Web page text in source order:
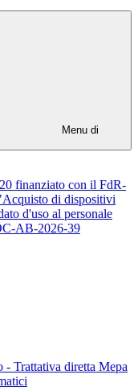
Menu di
finanziato con il FdR-
di dispositivi
d'uso al personale
AB-2026-39
Trattativa diretta Mepa